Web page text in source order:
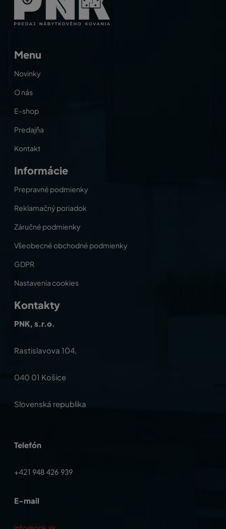
Menu
Novinky
O nás
E-shop
Predajňa
Kontakt
Informácie
Prepravné podmienky
Reklamačný poriadok
Záručné podmienky
Všeobecné obchodné podmienky
GDPR
Nastavenia cookies
Kontakty
PNK, s.r.o.
Rastislavova 104,
040 01 Košice
Slovenská republika
Telefón
+421 948 426 939
E-mail